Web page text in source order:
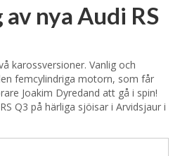
nya Audi RS
karossversioner. Vanlig och
femcylindriga motorn, som får
Joakim Dyredand att gå i spin!
Q3 på härliga sjöisar i Arvidsjaur i